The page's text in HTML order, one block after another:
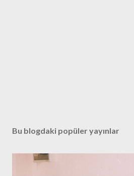
Bu blogdaki popüler yayınlar